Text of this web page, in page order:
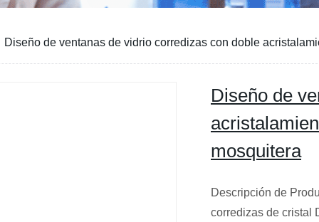
Diseño de ventanas de vidrio corredizas con doble
Diseño de
mosquitera
Descripción de
corredizas de cristal